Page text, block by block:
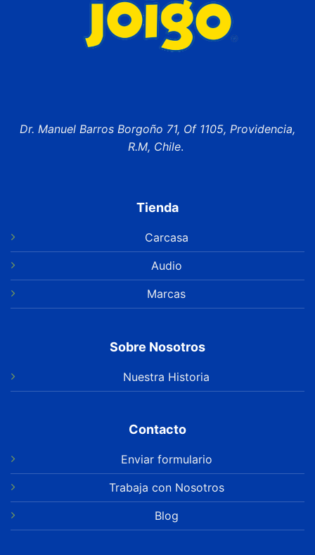
Dr. Manuel Barros Borgoño 71, Of 1105, Providencia,
R.M, Chile.
Tienda
Carcasa
Audio
Marcas
Sobre Nosotros
Nuestra Historia
Contacto
Enviar formulario
Trabaja con Nosotros
Blog